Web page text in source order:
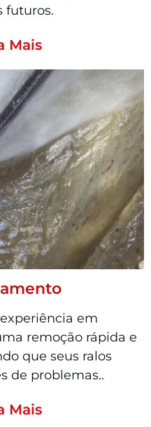
futuros.
Mais
em
remoção rápida e
que seus ralos
de problemas..
Mais